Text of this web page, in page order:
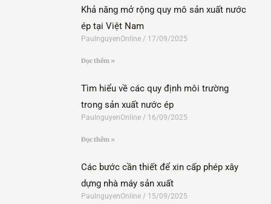
Khả năng mở rộng quy mô sản xuất nước
ép tại Việt Nam
PaulnguyenOnline 17/09/2025
Đọc thêm »
Tìm hiểu về các quy định môi trường
trong sản xuất nước ép
PaulnguyenOnline 16/09/2025
Đọc thêm »
Các bước cần thiết để xin cấp phép xây
dựng nhà máy sản xuất
PaulnguyenOnline 15/09/2025